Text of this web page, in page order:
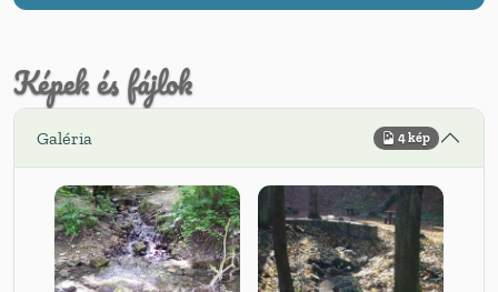
Képek és fájlok
Galéria 4 kép